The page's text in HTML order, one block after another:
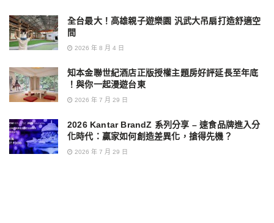
全台最大！高雄親子遊樂園 汎武大吊扇打造舒適空
間
2026 年 8 月 4 日
知本金聯世紀酒店正版授權主題房好評延長至年底
！與你一起漫遊台東
2026 年 7 月 29 日
2026 Kantar BrandZ 系列分享 – 速食品牌進入分
化時代：贏家如何創造差異化，搶得先機？
2026 年 7 月 29 日